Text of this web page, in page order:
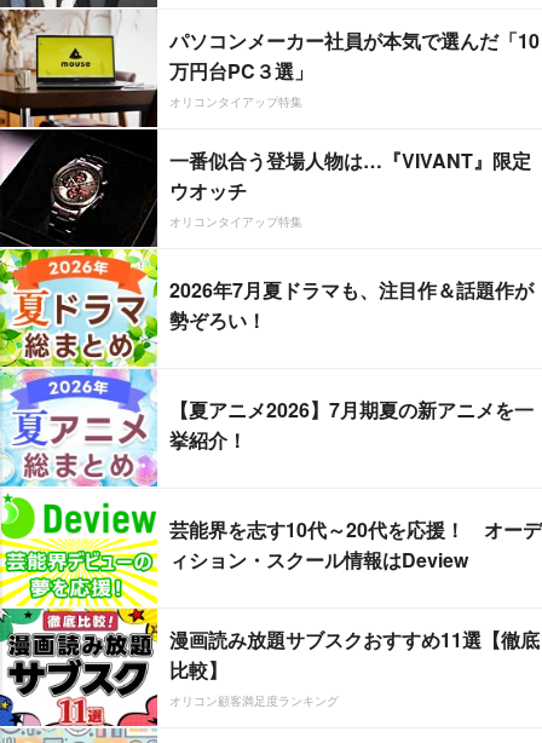
パソコンメーカー社員が本気で選んだ「10
万円台PC３選」
オリコンタイアップ特集
一番似合う登場人物は…『VIVANT』限定
ウオッチ
オリコンタイアップ特集
2026年7月夏ドラマも、注目作＆話題作が
勢ぞろい！
【夏アニメ2026】7月期夏の新アニメを一
挙紹介！
芸能界を志す10代～20代を応援！ オーデ
ィション・スクール情報はDeview
漫画読み放題サブスクおすすめ11選【徹底
比較】
オリコン顧客満足度ランキング